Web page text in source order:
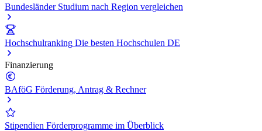
Bundesländer Studium nach Region vergleichen
Hochschulranking Die besten Hochschulen DE
Finanzierung
BAföG Förderung, Antrag & Rechner
Stipendien Förderprogramme im Überblick